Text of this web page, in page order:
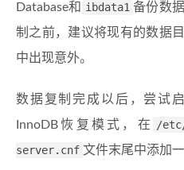
Database和 ibdata1 备份数
制之前，建议将现有的数据
中出现意外。
数据复制完成以后，尝试
InnoDB恢复模式，在
/
server.cnf 文件末尾中添加